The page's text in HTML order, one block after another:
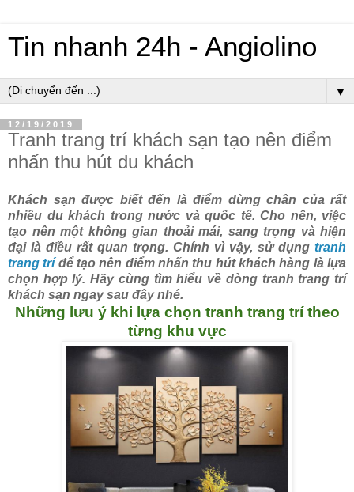
Tin nhanh 24h - Angiolino
▼
12/19/2019
Tranh trang trí khách sạn tạo nên điểm
nhấn thu hút du khách
Khách sạn được biết đến là điểm dừng chân của rất
nhiều du khách trong nước và quốc tế. Cho nên, việc
tạo nên một không gian thoải mái, sang trọng và hiện
đại là điều rất quan trọng. Chính vì vậy, sử dụng tranh
trang trí để tạo nên điểm nhấn thu hút khách hàng là lựa
chọn hợp lý. Hãy cùng tìm hiểu về dòng tranh trang trí
khách sạn ngay sau đây nhé.
Những lưu ý khi lựa chọn tranh trang trí theo
từng khu vực